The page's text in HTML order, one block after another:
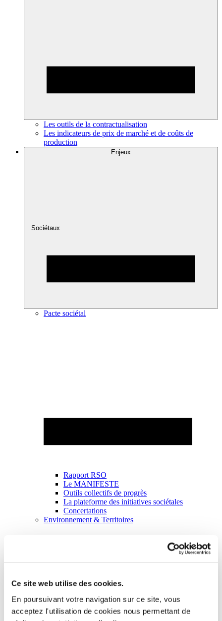
Ce site web utilise des cookies.
En poursuivant votre navigation sur ce site, vous
acceptez l'utilisation de cookies nous permettant de
Les outils de la contractualisation
Les indicateurs de prix de marché et de coûts de
production
Enjeux
Sociétaux
Pacte sociétal
Rapport RSO
Le MANIFESTE
Outils collectifs de progrès
La plateforme des initiatives sociétales
Concertations
Environnement & Territoires